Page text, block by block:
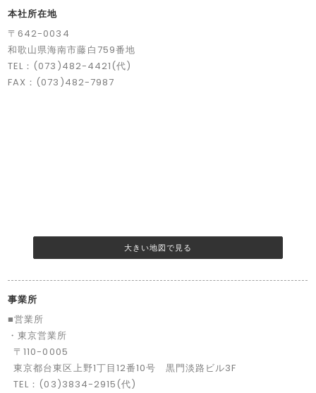
本社所在地
〒642-0034
和歌山県海南市藤白759番地
TEL：(073)482-4421(代)
FAX：(073)482-7987
大きい地図で見る
事業所
■営業所
・東京営業所
〒110-0005
東京都台東区上野1丁目12番10号 黒門淡路ビル3F
TEL：(03)3834-2915(代)